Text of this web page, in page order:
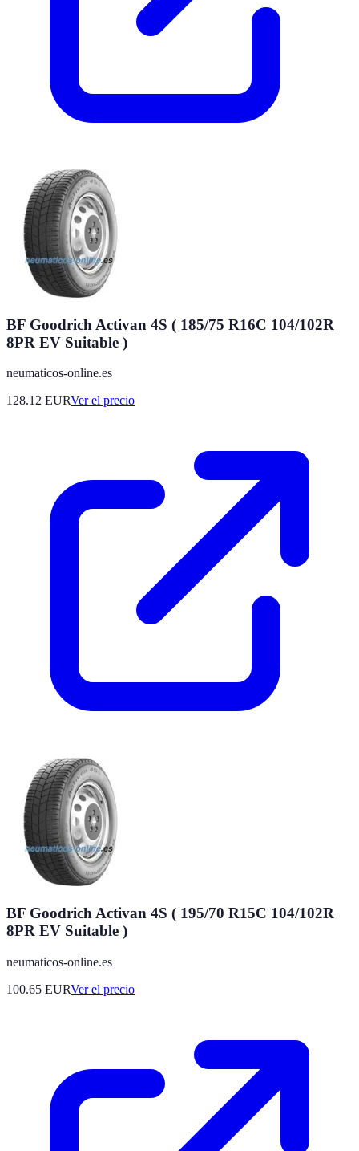
BF Goodrich Activan 4S ( 185/75 R16C 104/102R
8PR EV Suitable )
neumaticos-online.es
128.12 EURVer el precio
BF Goodrich Activan 4S ( 195/70 R15C 104/102R
8PR EV Suitable )
neumaticos-online.es
100.65 EURVer el precio